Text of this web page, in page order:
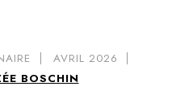
AVRIL 2026
BOSCHIN